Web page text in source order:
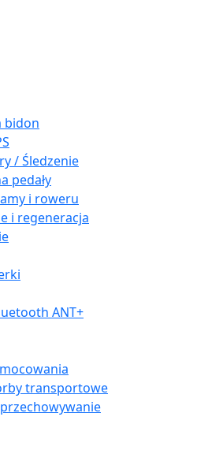
bidon
/ Śledzenie
pedały
i roweru
i regeneracja
ANT+
transportowe